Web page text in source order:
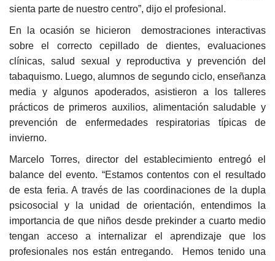
sienta parte de nuestro centro”, dijo el profesional.
En la ocasión se hicieron demostraciones interactivas
sobre el correcto cepillado de dientes, evaluaciones
clínicas, salud sexual y reproductiva y prevención del
tabaquismo. Luego, alumnos de segundo ciclo, enseñanza
media y algunos apoderados, asistieron a los talleres
prácticos de primeros auxilios, alimentación saludable y
prevención de enfermedades respiratorias típicas de
invierno.
Marcelo Torres, director del establecimiento entregó el
balance del evento. “Estamos contentos con el resultado
de esta feria. A través de las coordinaciones de la dupla
psicosocial y la unidad de orientación, entendimos la
importancia de que niños desde prekinder a cuarto medio
tengan acceso a internalizar el aprendizaje que los
profesionales nos están entregando. Hemos tenido una